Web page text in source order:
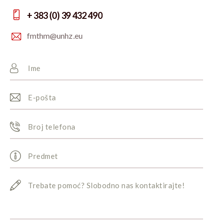
+ 383 (0) 39 432 490
fmthm@unhz.eu